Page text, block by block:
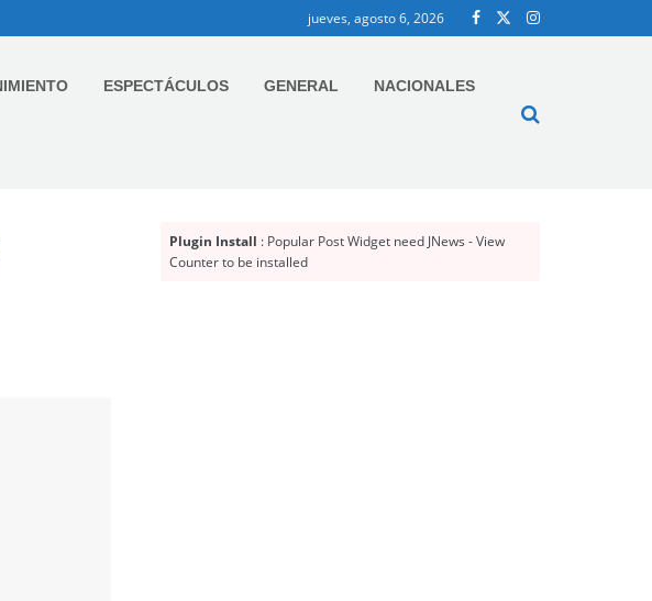
jueves, agosto 6, 2026
ESPECTÁCULOS GENERAL NACIONALES
Plugin Install : Popular Post Widget need JNews - View
Counter to be installed